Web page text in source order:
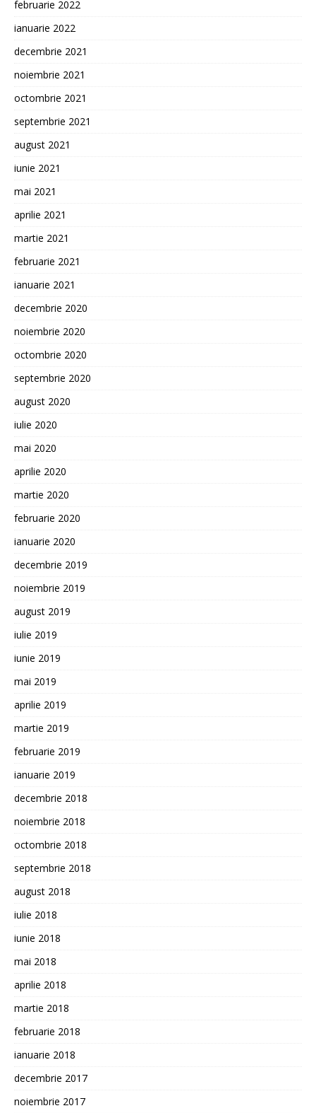
februarie 2022
ianuarie 2022
decembrie 2021
noiembrie 2021
octombrie 2021
septembrie 2021
august 2021
iunie 2021
mai 2021
aprilie 2021
martie 2021
februarie 2021
ianuarie 2021
decembrie 2020
noiembrie 2020
octombrie 2020
septembrie 2020
august 2020
iulie 2020
mai 2020
aprilie 2020
martie 2020
februarie 2020
ianuarie 2020
decembrie 2019
noiembrie 2019
august 2019
iulie 2019
iunie 2019
mai 2019
aprilie 2019
martie 2019
februarie 2019
ianuarie 2019
decembrie 2018
noiembrie 2018
octombrie 2018
septembrie 2018
august 2018
iulie 2018
iunie 2018
mai 2018
aprilie 2018
martie 2018
februarie 2018
ianuarie 2018
decembrie 2017
noiembrie 2017